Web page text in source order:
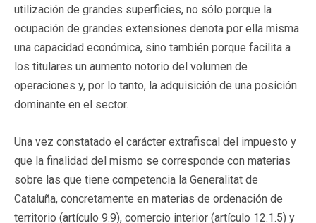
utilización de grandes superficies, no sólo porque la
ocupación de grandes extensiones denota por ella misma
una capacidad económica, sino también porque facilita a
los titulares un aumento notorio del volumen de
operaciones y, por lo tanto, la adquisición de una posición
dominante en el sector.
Una vez constatado el carácter extrafiscal del impuesto y
que la finalidad del mismo se corresponde con materias
sobre las que tiene competencia la Generalitat de
Cataluña, concretamente en materias de ordenación de
territorio (artículo 9.9), comercio interior (artículo 12.1.5) y